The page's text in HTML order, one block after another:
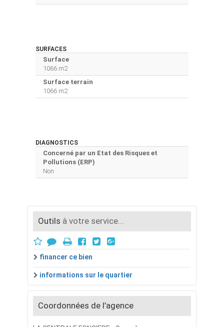
SURFACES
Surface
1066 m2
Surface terrain
1066 m2
DIAGNOSTICS
Concerné par un Etat des Risques et
Pollutions (ERP)
Non
Outils à votre service...
financer ce bien
informations sur le quartier
Coordonnées de l’agence